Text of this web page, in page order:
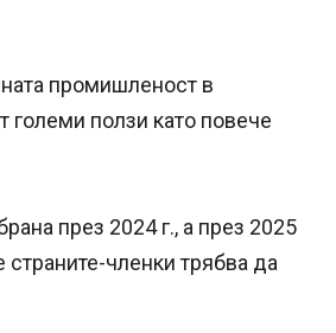
промишленост в
големи ползи като повече
през 2024 г., а през 2025
страните-членки трябва да